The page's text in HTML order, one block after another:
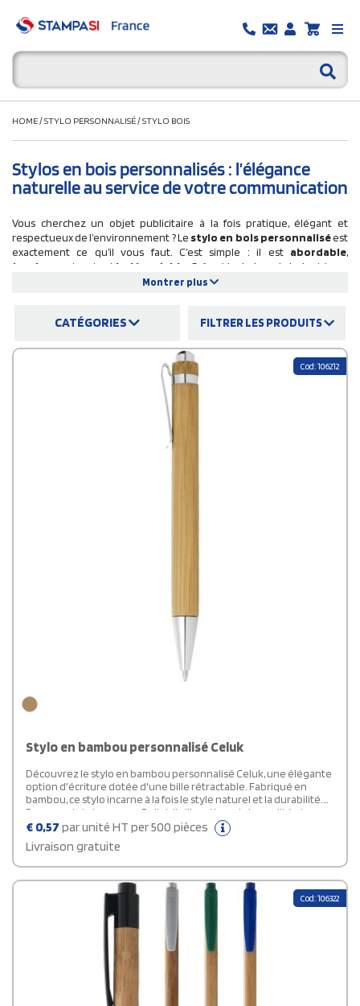
HOME/STYLO PERSONNALISÉ/STYLO BOIS
Stylos en bois personnalisés : l’élégance
naturelle au service de votre communication
Vous cherchez un objet publicitaire à la fois pratique, élégant et
respectueux de l’environnement ? Le stylo en bois personnaliséest
exactement ce qu’il vous faut. C’est simple : il est abordable,
tendance
et surtout indémodable
. Grâce à la chaleur du bois et à son
, il véhicule tout de suite une
note rapide ou même gribouiller machinalement pendant une
qui rend nos stylos bois personnalisables si efficaces : ils sontutiles au
agréables à utiliseret mettent en valeur votre logo
avec une touche chic et naturelle. En résumé, un petit cadeau simple,
mais qui marque vraiment les esprits et reflète vos valeurs.
Chez Stampasi.fr, vous avez l’embarras du choix : du
stylo bois gravé
support de communication à la fois écologique et raffiné
et de
transformer un simple stylo en un
véritable cadeau publicitaire
valorise votre marque et laisse une impression durable.
Montrer plus
CATÉGORIES FILTRER LES PRODUITS
Cod: 106212
Stylo en bambou personnalisé Celuk
Découvrez le stylo en bambou personnalisé Celuk, une élégante
option d'écriture dotée d'une bille rétractable. Fabriqué en
bambou, ce stylo incarne à la fois le style naturel et la durabilité.
Provenant de la marque Bullet, il allie artisanat de qualité et
respect de l'environnement. Avec des dimensions de 13,5 x Ø 1,1
cm, ce stylo offre une prise en main confortable et une
expérience d'écriture fluide. Offrez-vous ou offrez à d'autres
cette merveilleuse pièce d'écriture qui marie parfaitement
€ 0,57 par unité HT per 500 pièces
Livraison gratuite
Cod: 106322